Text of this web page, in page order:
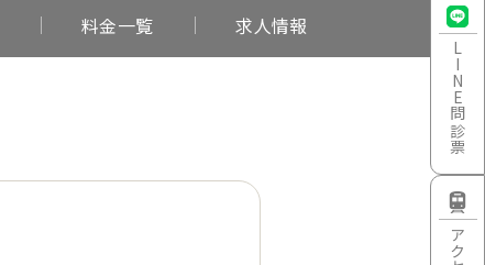
LINE
問診票
料金一覧 求人情報